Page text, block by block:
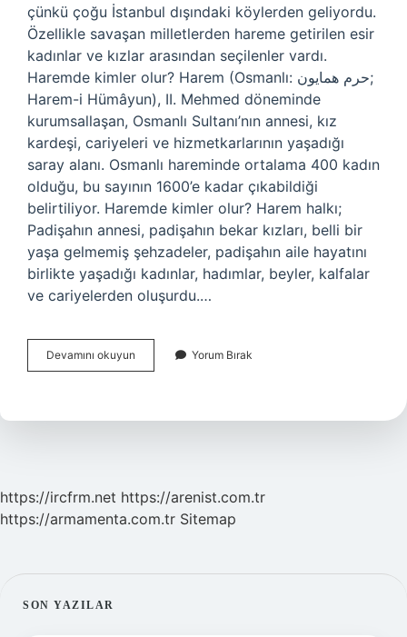
çünkü çoğu İstanbul dışındaki köylerden geliyordu.
Özellikle savaşan milletlerden hareme getirilen esir
kadınlar ve kızlar arasından seçilenler vardı.
Haremde kimler olur? Harem (Osmanlı: حرم همايون;
Harem-i Hümâyun), II. Mehmed döneminde
kurumsallaşan, Osmanlı Sultanı’nın annesi, kız
kardeşi, cariyeleri ve hizmetkarlarının yaşadığı
saray alanı. Osmanlı hareminde ortalama 400 kadın
olduğu, bu sayının 1600’e kadar çıkabildiği
belirtiliyor. Haremde kimler olur? Harem halkı;
Padişahın annesi, padişahın bekar kızları, belli bir
yaşa gelmemiş şehzadeler, padişahın aile hayatını
birlikte yaşadığı kadınlar, hadımlar, beyler, kalfalar
ve cariyelerden oluşurdu.…
Devamını okuyun Haremdeki
Kadınlara
Yorum Bırak
https://ircfrm.net https://arenist.com.tr
https://armamenta.com.tr Sitemap
SIDEBAR
SON YAZILAR